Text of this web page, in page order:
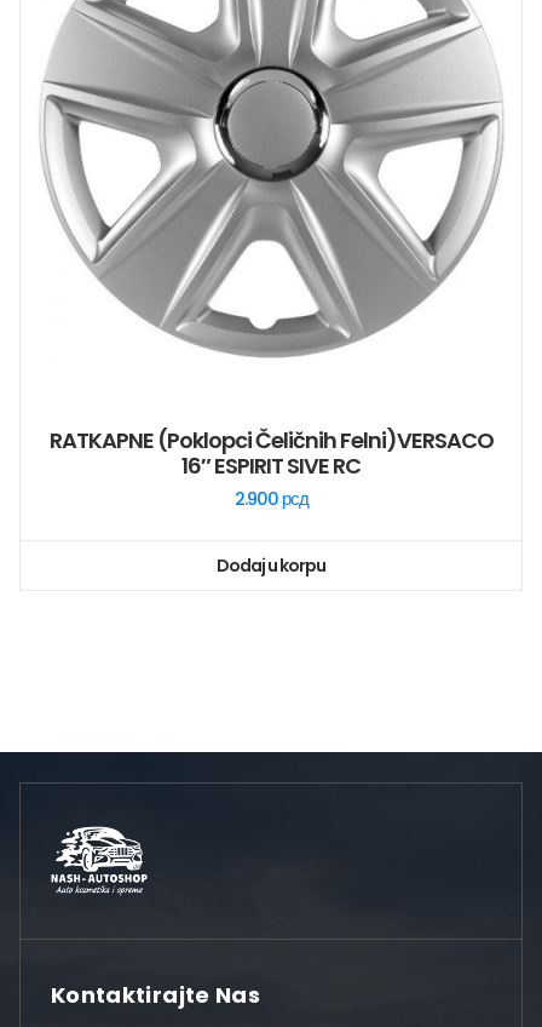
RATKAPNE (poklopci Čeličnih Felni)VERSACO
16″ ESPIRIT SIVE RC
2.900 рсд
Dodaj u korpu
Kontaktirajte Nas